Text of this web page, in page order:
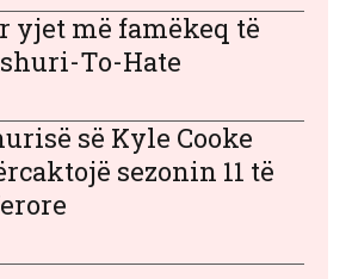
yjet më famëkeq të
To-Hate
së Kyle Cooke
sezonin 11 të